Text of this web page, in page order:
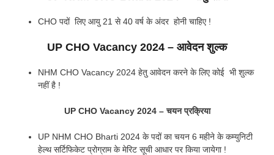
CHO पदों लिए आयु 21 से 40 वर्ष के अंदर होनी चाहिए !
UP CHO Vacancy 2024 – आवेदन शुल्क
NHM CHO Vacancy 2024 हेतु आवेदन करने के लिए कोई भी शुल्क
नहीं है !
UP CHO Vacancy 2024 – चयन प्रक्रिया
UP NHM CHO Bharti 2024 के पदों का चयन 6 महीने के कम्युनिटी
हेल्थ सर्टिफिकेट प्रोग्राम के मेरिट सूची आधार पर किया जायेगा !